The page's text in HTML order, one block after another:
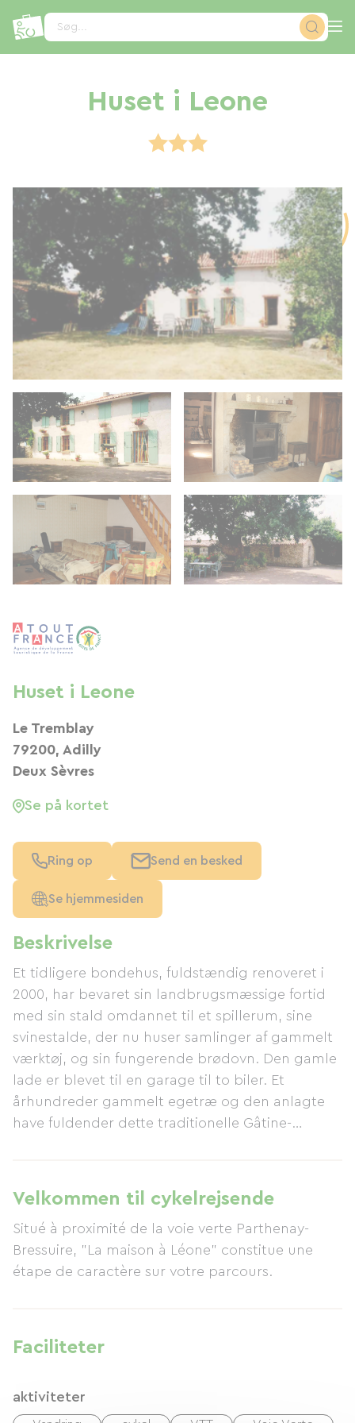
Søg...
Huset i Leone
Beskrivelse
Et tidligere bondehus, fuldstændig renoveret i
2000, har bevaret sin landbrugsmæssige fortid
med sin stald omdannet til et spillerum, sine
svinestalde, der nu huser samlinger af gammelt
værktøj, og sin fungerende brødovn. Den gamle
lade er blevet til en garage til to biler. Et
århundreder gammelt egetræ og den anlagte
have fuldender dette traditionelle Gâtine-
køkken og brændeovn, en stue (30m²) med en
ekstra seng og et lille spillebord, et brusebad og
et toilet. På første sal er der tre rummelige
soveværelser (to med dobbeltsenge og et med
to enkeltsenge) samt et brusebad og toilet. En
Velkommen til cykelrejsende
Situé à proximité de la voie verte Parthenay-
Bressuire, "La maison à Léone" constitue une
étape de caractère sur votre parcours.
Faciliteter
aktiviteter
Huset i Leone
Le Tremblay
79200, Adilly
Deux Sèvres
Se på kortet
Ring op Send en besked
Se hjemmesiden
CCookie-styringspanel